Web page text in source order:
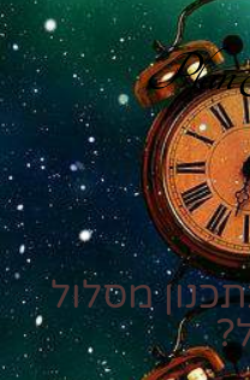
Plan
מסלול